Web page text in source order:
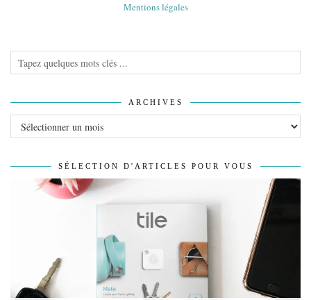
Mentions légales
ARCHIVES
SÉLECTION D'ARTICLES POUR VOUS